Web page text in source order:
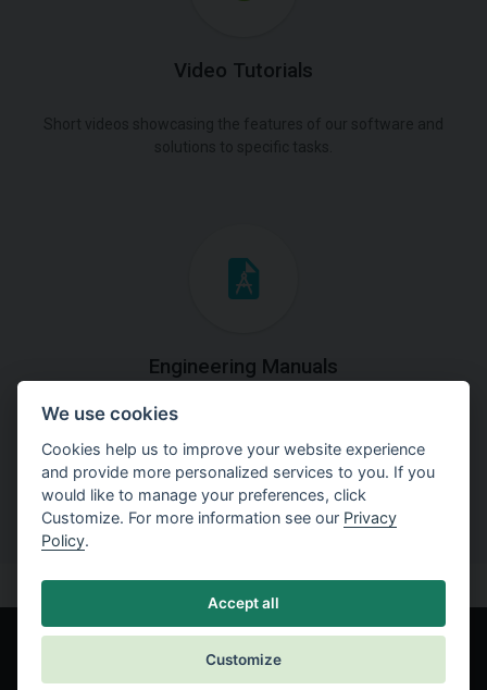
Video Tutorials
Engineering Manuals
Step by steps guides on how
to solve a specific tasks.
We use cookies
Cookies help us to improve your website experience
and provide more personalized services to you. If you
would like to manage your preferences, click
Customize. For more information see our Privacy
Policy.
Accept all
Customize